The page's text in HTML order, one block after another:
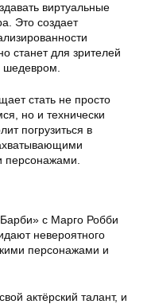
виртуальные
Это создает
станет для зрителей
стать не просто
но и технически
погрузиться в
с Марго Робби
невероятного
персонажами и
актёрский талант, и